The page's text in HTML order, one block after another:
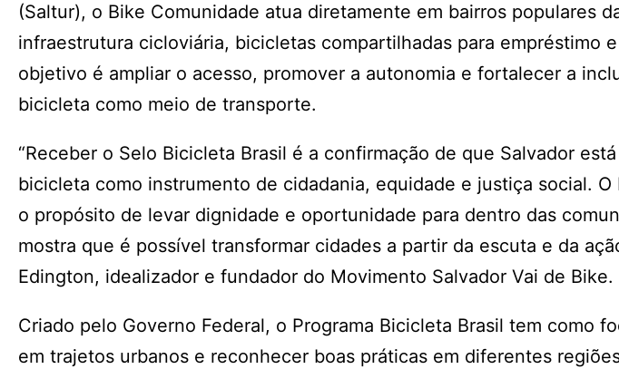
(Saltur), o Bike Comunidade atua diretamente em bairros populares
infraestrutura cicloviária, bicicletas compartilhadas para empréstimo
objetivo é ampliar o acesso, promover a autonomia e fortalecer a
bicicleta como meio de transporte.
“Receber o Selo Bicicleta Brasil é a confirmação de que Salvador
bicicleta como instrumento de cidadania, equidade e justiça social.
o propósito de levar dignidade e oportunidade para dentro das
mostra que é possível transformar cidades a partir da escuta e da
Edington, idealizador e fundador do Movimento Salvador Vai de Bike.
Criado pelo Governo Federal, o Programa Bicicleta Brasil tem como
em trajetos urbanos e reconhecer boas práticas em diferentes